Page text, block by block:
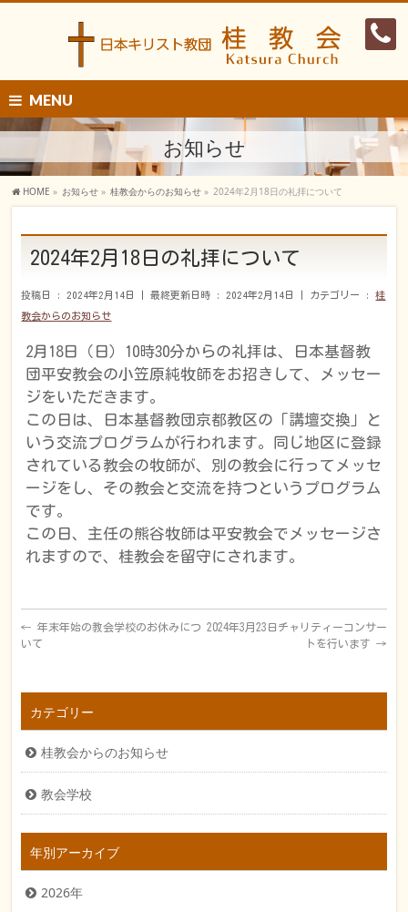
MENU
お知らせ
HOME » お知らせ » 桂教会からのお知らせ » 2024年2月18日の礼拝について
2024年2月18日の礼拝について
投稿日 : 2024年2月14日 最終更新日時 : 2024年2月14日 カテゴリー :桂
教会からのお知らせ
2月18日（日）10時30分からの礼拝は、日本基督教
団平安教会の小笠原純牧師をお招きして、メッセー
ジをいただきます。
この日は、日本基督教団京都教区の「講壇交換」と
いう交流プログラムが行われます。同じ地区に登録
されている教会の牧師が、別の教会に行ってメッセ
ージをし、その教会と交流を持つというプログラム
です。
この日、主任の熊谷牧師は平安教会でメッセージさ
れますので、桂教会を留守にされます。
← 年末年始の教会学校のお休みにつ
いて
2024年3月23日チャリティーコンサー
トを行います →
カテゴリー
桂教会からのお知らせ
教会学校
年別アーカイブ
2026年